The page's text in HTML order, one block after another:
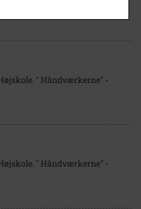
" Håndværkerne" -
" Håndværkerne" -